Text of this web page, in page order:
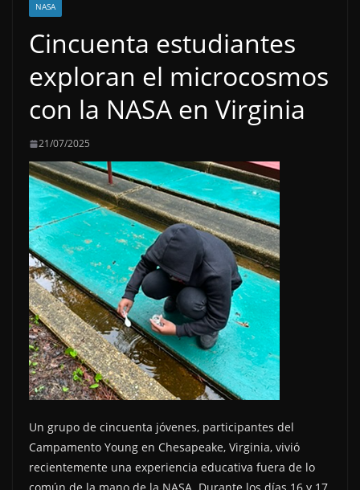
NASA
Cincuenta estudiantes
exploran el microcosmos
con la NASA en Virginia
21/07/2025
Un grupo de cincuenta jóvenes, participantes del
Campamento Young en Chesapeake, Virginia, vivió
recientemente una experiencia educativa fuera de lo